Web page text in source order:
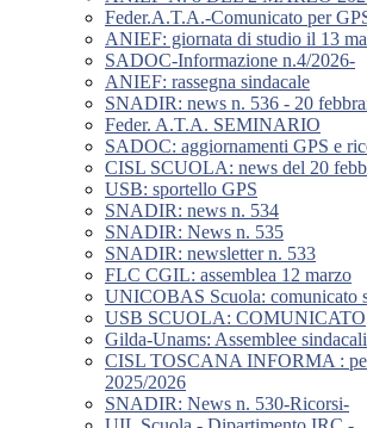
Feder.A.T.A.-Comunicato per
ANIEF: giornata di studio il 13
SADOC-Informazione n.4/2026-
ANIEF: rassegna sindacale
SNADIR: news n. 536 - 20
Feder. A.T.A. SEMINARIO
SADOC: aggiornamenti GPS e
CISL SCUOLA: news del 20
USB: sportello GPS
SNADIR: news n. 534
SNADIR: News n. 535
SNADIR: newsletter n. 533
FLC CGIL: assemblea 12 marzo
UNICOBAS Scuola: comunicato
USB SCUOLA: COMUNICATO
Gilda-Unams: Assemblee sindacali
CISL TOSCANA INFORMA :
2025/2026
SNADIR: News n. 530-Ricorsi-